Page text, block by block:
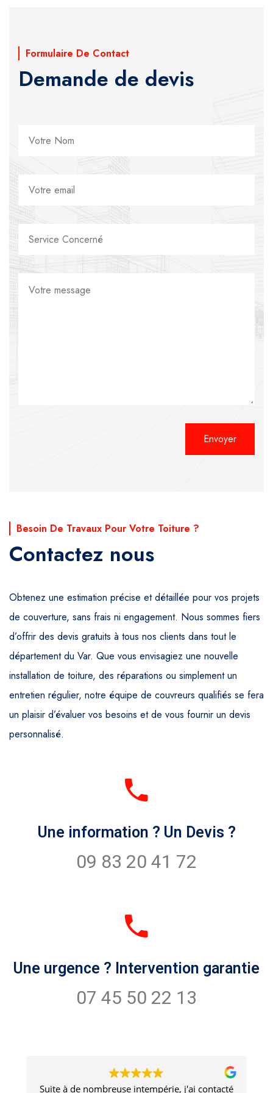
Formulaire De Contact
Demande de devis
Besoin De Travaux Pour Votre Toiture ?
Contactez nous
Obtenez une estimation précise et détaillée pour vos projets
de couverture, sans frais ni engagement. Nous sommes fiers
d’offrir des devis gratuits à tous nos clients dans tout le
département du Var. Que vous envisagiez une nouvelle
installation de toiture, des réparations ou simplement un
entretien régulier, notre équipe de couvreurs qualifiés se fera
un plaisir d’évaluer vos besoins et de vous fournir un devis
personnalisé.
Une information ? Un Devis ?
09 83 20 41 72
Une urgence ? Intervention garantie
07 45 50 22 13
Un travail de qualité supérieure avec un